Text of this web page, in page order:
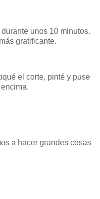
unos 10 minutos.
gratificante.
el corte, pinté y puse
a hacer grandes cosas